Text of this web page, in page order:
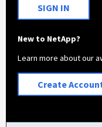
SIGN IN
New to NetApp?
Learn more about our
Create